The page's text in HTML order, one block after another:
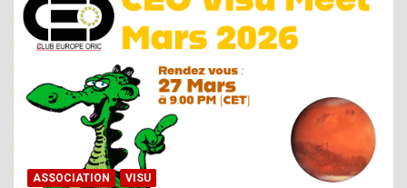
n
e
R
o
ASSOCIATION VISU